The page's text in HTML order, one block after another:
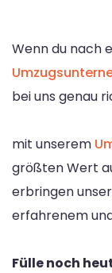
Wenn du nach
bei uns genau
mit unserem
größten Wert
erbringen
erfahrenem
Fülle noch